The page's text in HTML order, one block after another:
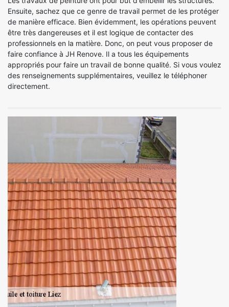
Ensuite, sachez que ce genre de travail permet de les protéger
de manière efficace. Bien évidemment, les opérations peuvent
être très dangereuses et il est logique de contacter des
professionnels en la matière. Donc, on peut vous proposer de
faire confiance à JH Renove. Il a tous les équipements
appropriés pour faire un travail de bonne qualité. Si vous voulez
des renseignements supplémentaires, veuillez le téléphoner
directement.